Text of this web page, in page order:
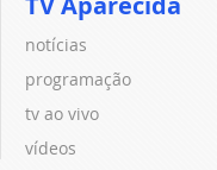
notícias
programação
tv ao vivo
vídeos